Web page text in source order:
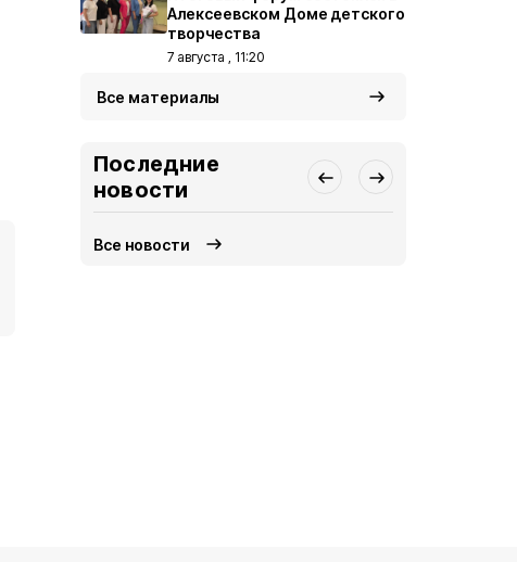
Алексеевском Доме детского
творчества
7 августа , 11:20
Все материалы
Последние
новости
Все новости